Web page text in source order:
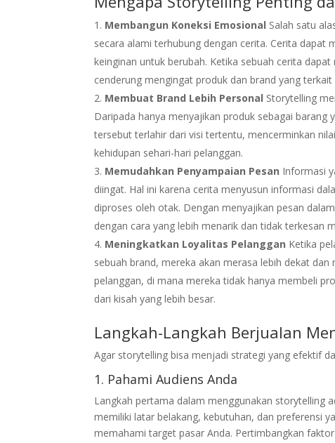
Membangun Koneksi Emosional Salah satu
secara alami terhubung dengan cerita. Cerita dapat
keinginan untuk berubah. Ketika sebuah cerita
cenderung mengingat produk dan brand yang
Membuat Brand Lebih Personal Storytelling
Daripada hanya menyajikan produk sebagai
tersebut terlahir dari visi tertentu, mencerminkan
kehidupan sehari-hari pelanggan.
Memudahkan Penyampaian Pesan Informasi
diingat. Hal ini karena cerita menyusun informasi
diproses oleh otak. Dengan menyajikan pesan
dengan cara yang lebih menarik dan tidak terkesan
Meningkatkan Loyalitas Pelanggan Ketika
sebuah brand, mereka akan merasa lebih dekat
pelanggan, di mana mereka tidak hanya membeli
dari kisah yang lebih besar.
Langkah-Langkah Berjualan
Agar storytelling bisa menjadi strategi yang efektif
1. Pahami Audiens Anda
Langkah pertama dalam menggunakan storytelling
memiliki latar belakang, kebutuhan, dan preferensi
memahami target pasar Anda. Pertimbangkan